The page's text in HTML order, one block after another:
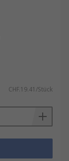
CHF.19.41/Stück